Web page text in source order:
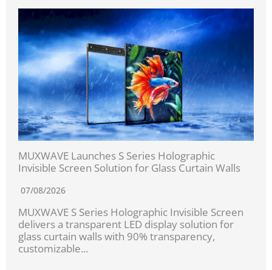
MUXWAVE Launches S Series Holographic
Invisible Screen Solution for Glass Curtain Walls
07/08/2026
MUXWAVE S Series Holographic Invisible Screen
delivers a transparent LED display solution for
glass curtain walls with 90% transparency,
customizable...